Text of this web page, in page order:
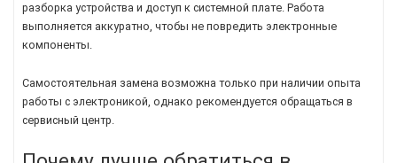
разборка устройства и доступ к системной плате. Работа
выполняется аккуратно, чтобы не повредить электронные
компоненты.
Самостоятельная замена возможна только при наличии опыта
работы с электроникой, однако рекомендуется обращаться в
сервисный центр.